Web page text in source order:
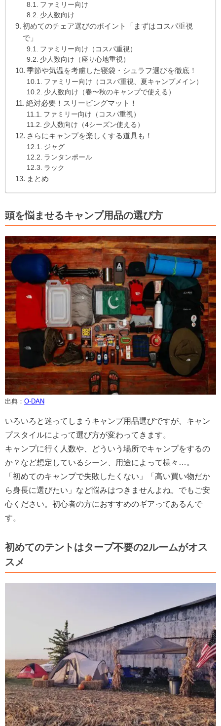
ファミリー向け
少人数向け
初めてのチェア選びのポイント「まずはコスパ重視
で」
ファミリー向け（コスパ重視）
少人数向け（座り心地重視）
季節や気温を考慮した寝袋・シュラフ選びを徹底！
ファミリー向け（コスパ重視、夏キャンプメイン）
少人数向け（春〜秋のキャンプで使える）
絶対必要！スリーピングマット！
ファミリー向け（コスパ重視）
少人数向け（4シーズン使える）
さらにキャンプを楽しくする道具も！
ジャグ
ランタンポール
ラック
まとめ
頭を悩ませるキャンプ用品の選び方
出典： O-DAN
いろいろと迷ってしまうキャンプ用品選びですが、キャン
プスタイルによって選び方が変わってきます。
キャンプに行く人数や、どういう場所でキャンプをするの
か？など想定しているシーン、用途によって様々…。
「初めてのキャンプで失敗したくない」「高い買い物だか
ら身長に選びたい」など悩みはつきませんよね。でもご安
心ください。初心者の方におすすめのギアってあるんで
す。
初めてのテントはタープ不要の2ルームがオス
スメ